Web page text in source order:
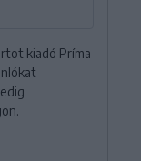
kiadó Príma